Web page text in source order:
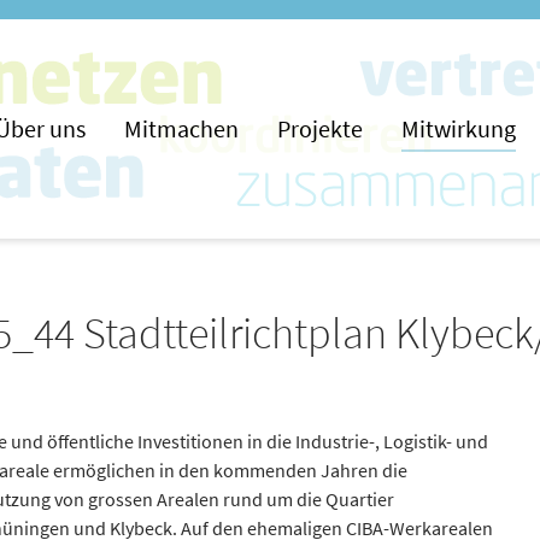
uns Mitmachen Projekte Mitwirkung
Stadtteilrichtplan
und öffentliche Investitionen in die Industrie-, Logistik- und
ermöglichen in den kommenden Jahren die
von grossen Arealen rund um die Quartier
und Klybeck. Auf den ehemaligen CIBA-Werkarealen